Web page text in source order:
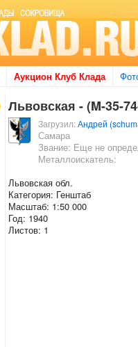
Аукцион Клуб Клада
Львовская - (M-35-
Загрузил:Андрей
Самара
Звание: Еще не
Металлоискатель:
Львовская обл.
Категория: Генштаб
Масштаб: 1:50 000
Год: 1940
Листов: 1